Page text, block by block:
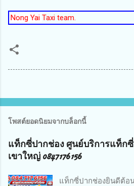
Taxi team.
โพสต์ยอดนิยมจากบล็อกนี้
แท็กซี่ปากช่อง ศูนย์บริการแท็ก
เขาใหญ่ 0847176156
แท็กซี่ปากช่อ